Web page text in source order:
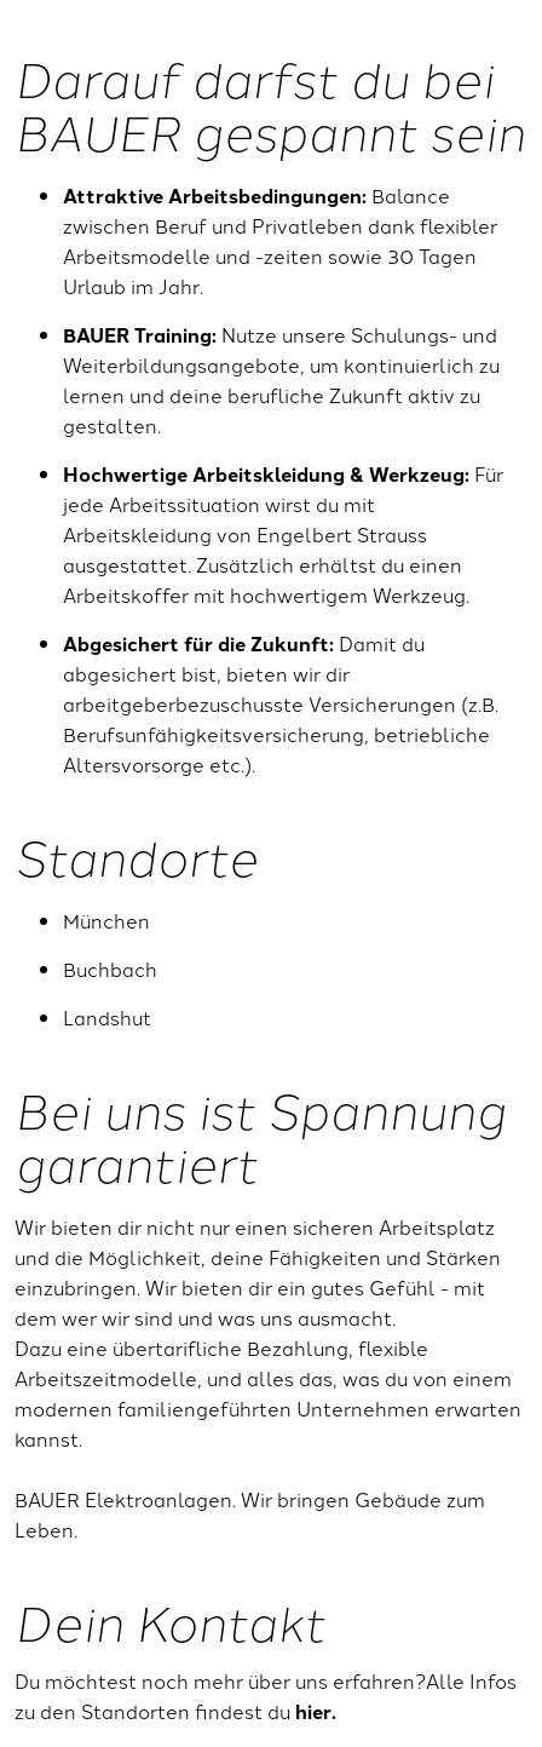
Darauf darfst du bei
BAUER gespannt sein
Attraktive Arbeitsbedingungen: Balance
zwischen Beruf und Privatleben dank flexibler
Arbeitsmodelle und -zeiten sowie 30 Tagen
Urlaub im Jahr.
BAUER Training: Nutze unsere Schulungs- und
Weiterbildungsangebote, um kontinuierlich zu
lernen und deine berufliche Zukunft aktiv zu
gestalten.
Hochwertige Arbeitskleidung & Werkzeug: Für
jede Arbeitssituation wirst du mit
Arbeitskleidung von Engelbert Strauss
ausgestattet. Zusätzlich erhältst du einen
Arbeitskoffer mit hochwertigem Werkzeug.
Abgesichert für die Zukunft: Damit du
abgesichert bist, bieten wir dir
arbeitgeberbezuschusste Versicherungen (z.B.
Berufsunfähigkeitsversicherung, betriebliche
Altersvorsorge etc.).
Standorte
München
Buchbach
Landshut
Bei uns ist Spannung
garantiert
Wir bieten dir nicht nur einen sicheren Arbeitsplatz
und die Möglichkeit, deine Fähigkeiten und Stärken
einzubringen. Wir bieten dir ein gutes Gefühl - mit
dem wer wir sind und was uns ausmacht.
Dazu eine übertarifliche Bezahlung, flexible
Arbeitszeitmodelle, und alles das, was du von einem
modernen familiengeführten Unternehmen erwarten
kannst.
BAUER Elektroanlagen. Wir bringen Gebäude zum
Leben.
Dein Kontakt
Du möchtest noch mehr über uns erfahren?Alle Infos
zu den Standorten findest du hier.